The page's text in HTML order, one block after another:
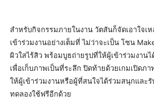
สำหรับกิจกรรมภายในงาน วัตสันก็จัดเอาใจเ
เข้าร่วมงานอย่างเต็มที่ ไม่ว่าจะเป็น โซน
ผิวใสไร้สิว พร้อมบูธถ่ายรูปที่ให้ผู้เข้าร่วมงาน
เพื่อเก็บภาพเป็นที่ระลึก ปิดท้ายด้วยเกมเปิด
ให้ผู้เข้าร่วมงานหรือผู้ที่สนใจได้ร่วมสนุกและ
ทดลองใช้ฟรีอีกด้วย